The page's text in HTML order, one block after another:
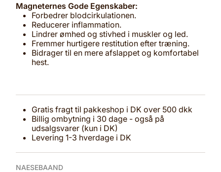
Magneternes Gode Egenskaber:
Forbedrer blodcirkulationen.
Reducerer inflammation.
Lindrer ømhed og stivhed i muskler og led.
Fremmer hurtigere restitution efter træning.
Bidrager til en mere afslappet og komfortabel
hest.
Gratis fragt til pakkeshop i DK over 500 dkk
Billig ombytning i 30 dage - også på
udsalgsvarer (kun i DK)
Levering 1-3 hverdage i DK
NAESEBAAND